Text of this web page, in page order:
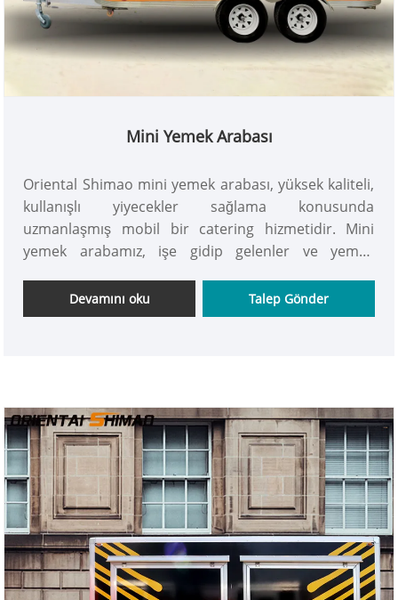
Mini Yemek Arabası
Oriental Shimao mini yemek arabası, yüksek kaliteli,
kullanışlı yiyecekler sağlama konusunda
uzmanlaşmış mobil bir catering hizmetidir. Mini
yemek arabamız, işe gidip gelenler ve yemek
seçenekleri sunuyor. Dünyanın neresinde olursanız
olun, yiyecek kamyonlarımız size evinizin tadını
Devamını oku Talep Gönder